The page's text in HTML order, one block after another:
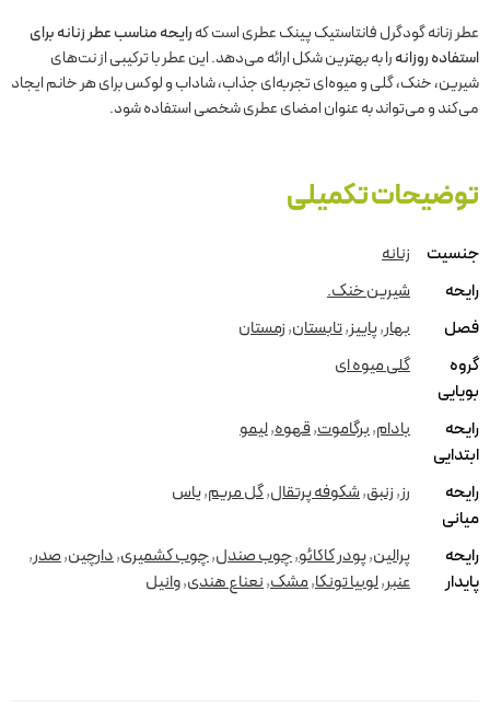
عطر زنانه گودگرل فانتاستیک پینک عطری است کهرایحه مناسب عطر زنانه برای
استفاده روزانهرا به بهترین شکل ارائه می‌دهد. این عطر با ترکیبی از نت‌های
شیرین، خنک، گلی و میوه‌ای تجربه‌ای جذاب، شاداب و لوکس برای هر خانم ایجاد
می‌کند و می‌تواند به عنوان امضای عطری شخصی استفاده شود.
توضیحات تکمیلی
جنسیت
زنانه
رایحه
شیرین خنک.
فصل
بهار,پاییز,تابستان,زمستان
گروه
بویایی
گلی میوه ای
رایحه
ابتدایی
بادام,برگاموت,قهوه,لیمو
رایحه
میانی
رز,زنبق,شکوفه پرتقال,گل مریم,یاس
رایحه
پایدار
پرالین,پودر کاکائو,چوب صندل,چوب کشمیری,دارچین,صدر,
عنبر,لوبیا تونکا,مشک,نعناع هندی,وانیل